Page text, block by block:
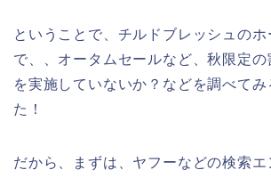
ということで、チルドブレッシュの
で、、オータムセールなど、秋限定
を実施していないか？などを調べてみ
た！
だから、まずは、ヤフーなどの検索エ